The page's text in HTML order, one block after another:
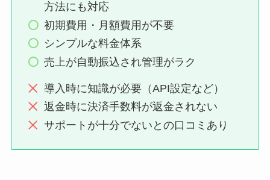
方法にも対応
初期費用・月額費用が不要
シンプルな料金体系
売上が自動振込され管理がラク
導入時に知識が必要（API設定など）
返金時に決済手数料が返金されない
サポートが十分でないとの口コミあり